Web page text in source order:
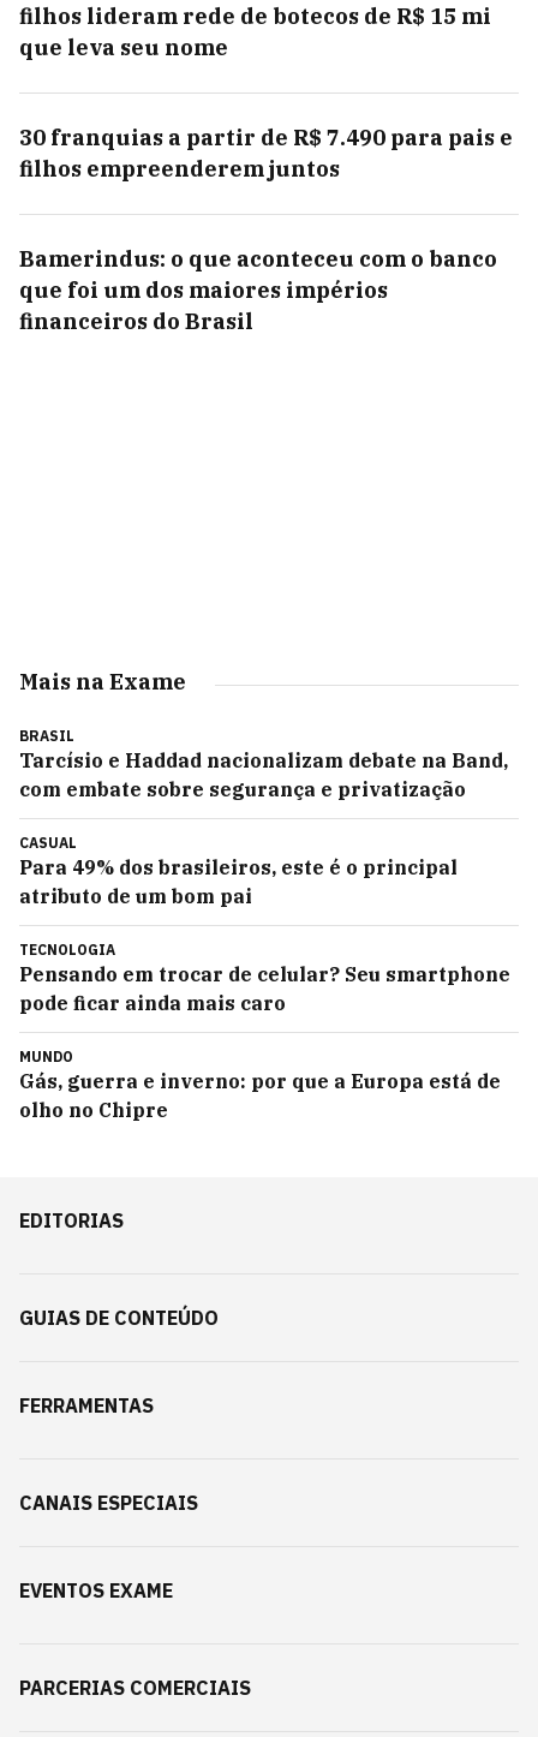
filhos lideram rede de botecos de R$ 15 mi
que leva seu nome
30 franquias a partir de R$ 7.490 para pais e
filhos empreenderem juntos
Bamerindus: o que aconteceu com o banco
que foi um dos maiores impérios
financeiros do Brasil
Mais na Exame
BRASIL
Tarcísio e Haddad nacionalizam debate na Band,
com embate sobre segurança e privatização
CASUAL
Para 49% dos brasileiros, este é o principal
atributo de um bom pai
TECNOLOGIA
Pensando em trocar de celular? Seu smartphone
pode ficar ainda mais caro
MUNDO
Gás, guerra e inverno: por que a Europa está de
olho no Chipre
EDITORIAS
GUIAS DE CONTEÚDO
FERRAMENTAS
CANAIS ESPECIAIS
EVENTOS EXAME
PARCERIAS COMERCIAIS